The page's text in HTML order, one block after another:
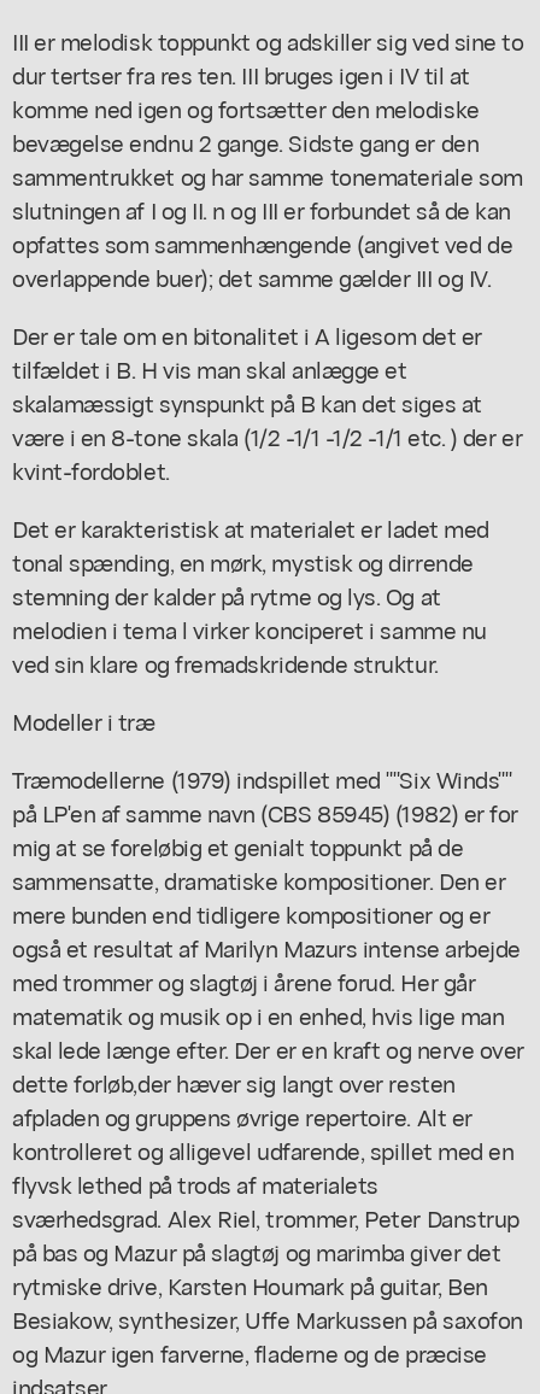
III er melodisk toppunkt og adskiller sig ved sine to
dur tertser fra res ten. III bruges igen i IV til at
komme ned igen og fortsætter den melodiske
bevægelse endnu 2 gange. Sidste gang er den
sammentrukket og har samme tonemateriale som
slutningen af I og II. n og III er forbundet så de kan
opfattes som sammenhængende (angivet ved de
overlappende buer); det samme gælder III og IV.
Der er tale om en bitonalitet i A ligesom det er
tilfældet i B. H vis man skal anlægge et
skalamæssigt synspunkt på B kan det siges at
være i en 8-tone skala (1/2 -1/1 -1/2 -1/1 etc. ) der er
kvint-fordoblet.
Det er karakteristisk at materialet er ladet med
tonal spænding, en mørk, mystisk og dirrende
stemning der kalder på rytme og lys. Og at
melodien i tema l virker konciperet i samme nu
ved sin klare og fremadskridende struktur.
Modeller i træ
Træmodellerne (1979) indspillet med ""Six Winds""
på LP'en af samme navn (CBS 85945) (1982) er for
mig at se foreløbig et genialt toppunkt på de
sammensatte, dramatiske kompositioner. Den er
mere bunden end tidligere kompositioner og er
også et resultat af Marilyn Mazurs intense arbejde
med trommer og slagtøj i årene forud. Her går
matematik og musik op i en enhed, hvis lige man
skal lede længe efter. Der er en kraft og nerve over
dette forløb,der hæver sig langt over resten
afpladen og gruppens øvrige repertoire. Alt er
kontrolleret og alligevel udfarende, spillet med en
flyvsk lethed på trods af materialets
sværhedsgrad. Alex Riel, trommer, Peter Danstrup
på bas og Mazur på slagtøj og marimba giver det
rytmiske drive, Karsten Houmark på guitar, Ben
Besiakow, synthesizer, Uffe Markussen på saxofon
og Mazur igen farverne, fladerne og de præcise
indsatser.